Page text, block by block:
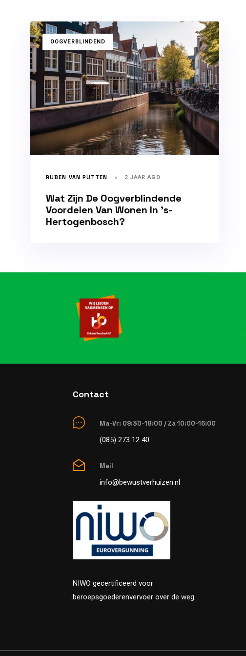
TAGSOOGVERBLINDEND
RUBEN VAN PUTTEN 2 JAAR AGO
Wat Zijn De Oogverblindende
Voordelen Van Wonen In ’s-
Hertogenbosch?
Contact
Ma-Vr: 09:30-18:00 / Za 10:00-16:00
(085) 273 12 40
Mail
info@bewustverhuizen.nl
NIWO gecertificeerd voor
beroepsgoederenvervoer over de weg.